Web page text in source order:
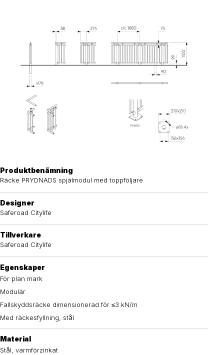
Produktbenämning
Räcke PRYDNADS spjälmodul med toppföljare
Designer
Saferoad Citylife
Tillverkare
Saferoad Citylife
Egenskaper
För plan mark
Modulär
Fallskyddsräcke dimensionerad för ≤3 kN/m
Med räckesfyllning, stål
Material
Stål, varmförzinkat